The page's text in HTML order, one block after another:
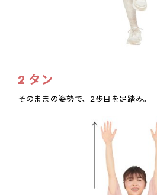
2 タン
そのままの姿勢で、2歩目を足踏み。